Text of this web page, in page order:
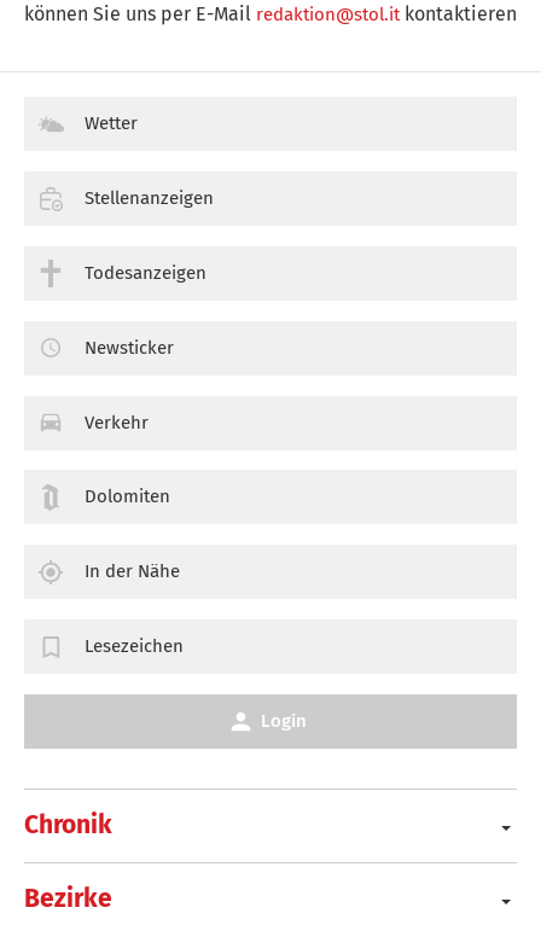
können Sie uns per E-Mail redaktion@stol.itkontaktieren
Chronik
Bezirke
Wetter
Stellenanzeigen
Todesanzeigen
Newsticker
Verkehr
Dolomiten
In der Nähe
Lesezeichen
Login